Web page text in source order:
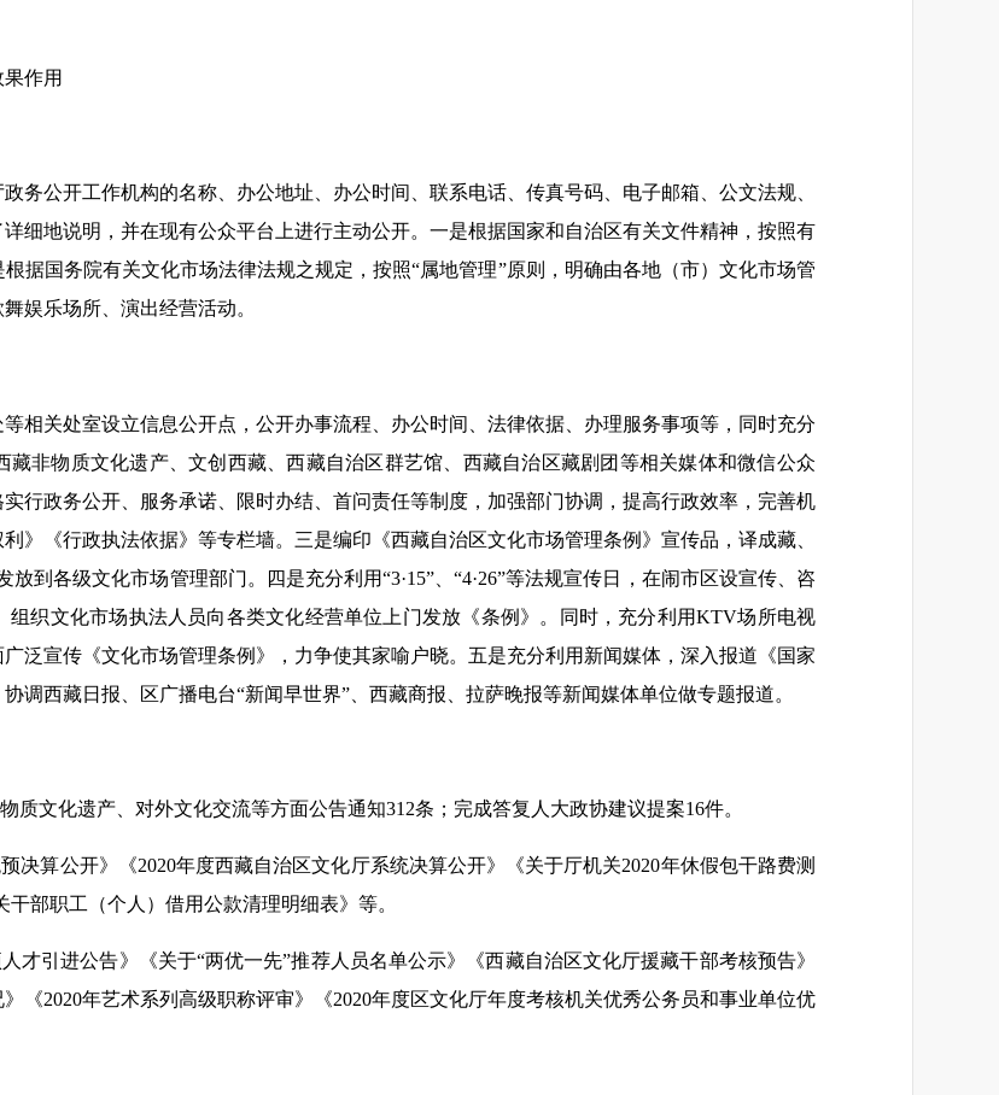
作用
务公开工作机构的名称、办公地址、办公时间、联系电话、传真号码、电子邮箱、公文法规、
细地说明，并在现有公众平台上进行主动公开。一是根据国家和自治区有关文件精神，按照有
据国务院有关文化市场法律法规之规定，按照“属地管理”原则，明确由各地（市）文化市场管
娱乐场所、演出经营活动。
相关处室设立信息公开点，公开办事流程、办公时间、法律依据、办理服务事项等，同时充分
非物质文化遗产、文创西藏、西藏自治区群艺馆、西藏自治区藏剧团等相关媒体和微信公众
行政务公开、服务承诺、限时办结、首问责任等制度，加强部门协调，提高行政效率，完善机
》《行政执法依据》等专栏墙。三是编印《西藏自治区文化市场管理条例》宣传品，译成藏、
到各级文化市场管理部门。四是充分利用“3·15”、“4·26”等法规宣传日，在闹市区设宣传、咨
织文化市场执法人员向各类文化经营单位上门发放《条例》。同时，充分利用KTV场所电视
泛宣传《文化市场管理条例》，力争使其家喻户晓。五是充分利用新闻媒体，深入报道《国家
调西藏日报、区广播电台“新闻早世界”、西藏商报、拉萨晚报等新闻媒体单位做专题报道。
质文化遗产、对外文化交流等方面公告通知312条；完成答复人大政协建议提案16件。
决算公开》《2020年度西藏自治区文化厅系统决算公开》《关于厅机关2020年休假包干路费测
部职工（个人）借用公款清理明细表》等。
才引进公告》《关于“两优一先”推荐人员名单公示》《西藏自治区文化厅援藏干部考核预告》
《2020年艺术系列高级职称评审》《2020年度区文化厅年度考核机关优秀公务员和事业单位优